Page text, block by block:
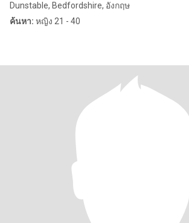
Dunstable, Bedfordshire, อังกฤษ
ค้นหา: หญิง 21 - 40